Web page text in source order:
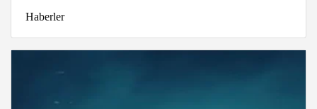
Haberler